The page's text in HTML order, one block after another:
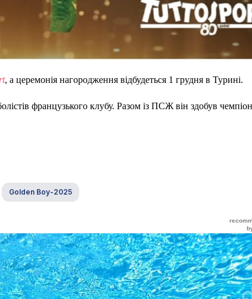
, а церемонія нагородження відбудеться 1 грудня в Турині.
французького клубу. Разом із ПСЖ він здобув
Golden Boy-2025